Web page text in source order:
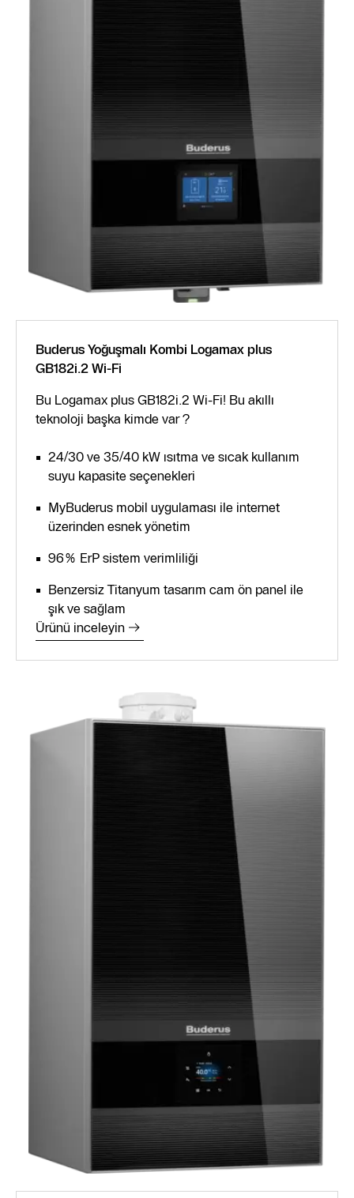
Buderus Yoğuşmalı Kombi Logamax plus
GB182i.2 Wi-Fi
Bu Logamax plus GB182i.2 Wi-Fi! Bu akıllı
teknoloji başka kimde var ?
24/30 ve 35/40 kW ısıtma ve sıcak kullanım
suyu kapasite seçenekleri
MyBuderus mobil uygulaması ile internet
üzerinden esnek yönetim
96% ErP sistem verimliliği
Benzersiz Titanyum tasarım cam ön panel ile
şık ve sağlam
Ürünü inceleyin